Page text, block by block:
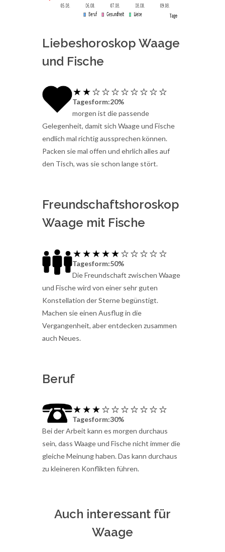
Liebeshoroskop Waage
und Fische
Tagesform:20%
morgen ist die passende
Gelegenheit, damit sich Waage und Fische
endlich mal richtig aussprechen können.
Packen sie mal offen und ehrlich alles auf
den Tisch, was sie schon lange stört.
Freundschaftshoroskop
Waage mit Fische
Tagesform:50%
Die Freundschaft zwischen Waage
und Fische wird von einer sehr guten
Konstellation der Sterne begünstigt.
Machen sie einen Ausflug in die
Vergangenheit, aber entdecken zusammen
auch Neues.
Beruf
Tagesform:30%
Bei der Arbeit kann es morgen durchaus
sein, dass Waage und Fische nicht immer die
gleiche Meinung haben. Das kann durchaus
zu kleineren Konflikten führen.
Auch interessant für
Waage